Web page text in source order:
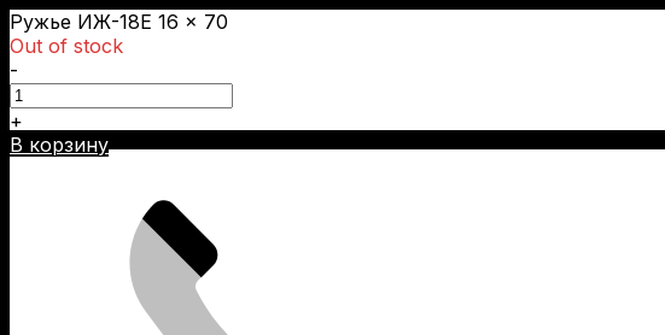
Ружье ИЖ-18Е 16 × 70
Out of stock
-
+
В корзину
Skip